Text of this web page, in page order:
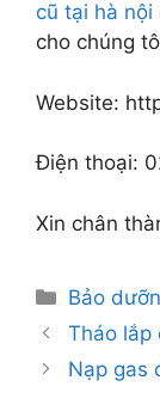
cũ tại hà nội
cho chúng
Website:
Điện thoại:
Xin chân
Danh
mục
Bảo
Tháo lắp
Nạp gas